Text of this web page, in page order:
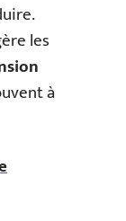
les
à